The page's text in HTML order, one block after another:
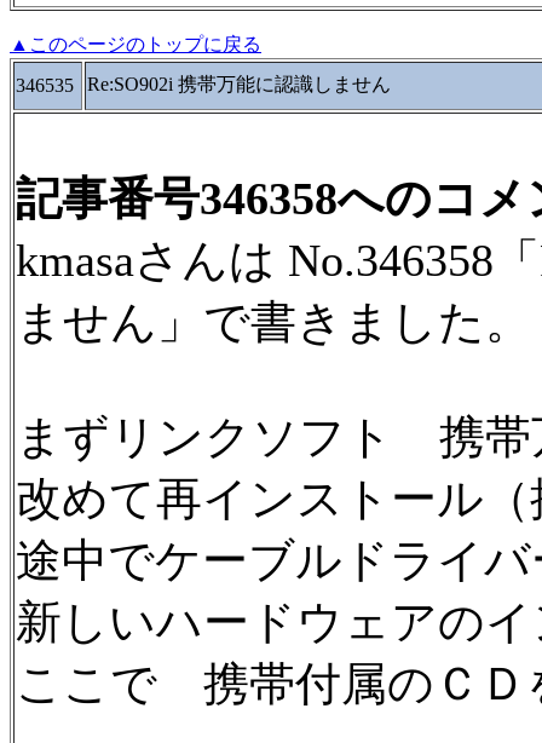
▲このページのトップに戻る
346535
Re:SO902i 携帯万能に認識しません
記事番号346358へのコメ
kmasaさんは No.346358
ません」で書きました。
まずリンクソフト 携帯
改めて再インストール
途中でケーブルドライ
新しいハードウェアの
ここで 携帯付属のＣＤ